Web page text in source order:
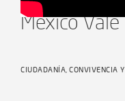
Mexico Vale
CIUDADANÍA, CONVIVENCIA